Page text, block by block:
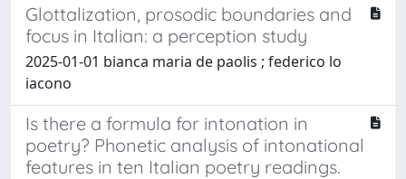
Glottalization, prosodic boundaries and
focus in Italian: a perception study
2025-01-01 bianca maria de paolis ; federico lo
iacono
Is there a formula for intonation in
poetry? Phonetic analysis of intonational
features in ten Italian poetry readings.